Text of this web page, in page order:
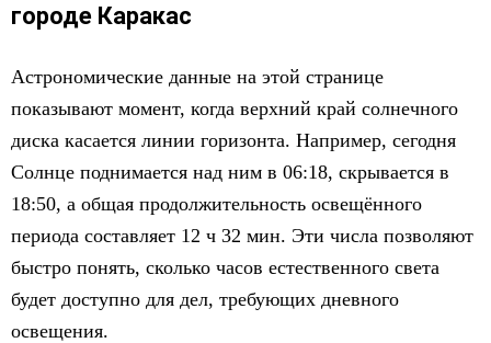
городе Каракас
Астрономические данные на этой странице
показывают момент, когда верхний край солнечного
диска касается линии горизонта. Например, сегодня
Солнце поднимается над ним в 06:18, скрывается в
18:50, а общая продолжительность освещённого
периода составляет 12 ч 32 мин. Эти числа позволяют
быстро понять, сколько часов естественного света
будет доступно для дел, требующих дневного
освещения.